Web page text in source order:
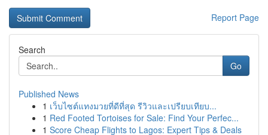
Report Page
Search
Go
Published News
1 เว็บไซต์แทงมวยที่ดีที่สุด รีวิวและเปรียบเทียบ...
1 Red Footed Tortoises for Sale: Find Your Perfec...
1 Score Cheap Flights to Lagos: Expert Tips & Deals